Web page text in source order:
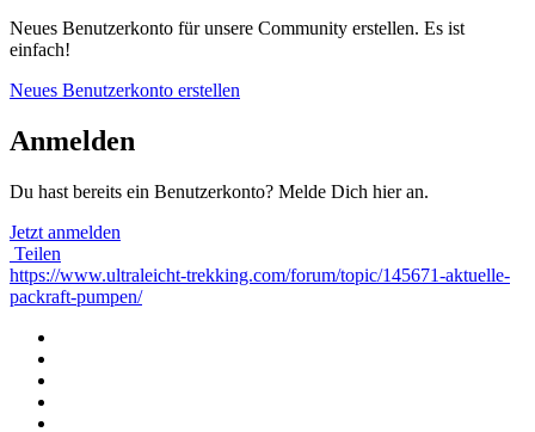
Neues Benutzerkonto für unsere Community erstellen. Es ist
einfach!
Neues Benutzerkonto erstellen
Anmelden
Du hast bereits ein Benutzerkonto? Melde Dich hier an.
Jetzt anmelden
Teilen
https://www.ultraleicht-trekking.com/forum/topic/145671-aktuelle-
packraft-pumpen/